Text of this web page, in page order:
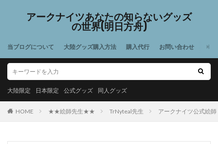
アークナイツあなたの知らないグッズ
の世界(明日方舟)
当ブログについて 大陸グッズ購入方法 購入代行 お問い合わせ
大陸限定 日本限定 公式グッズ 同人グッズ
HOME ★★絵師先生★★ TrNyteal先生 アークナイツ公式絵